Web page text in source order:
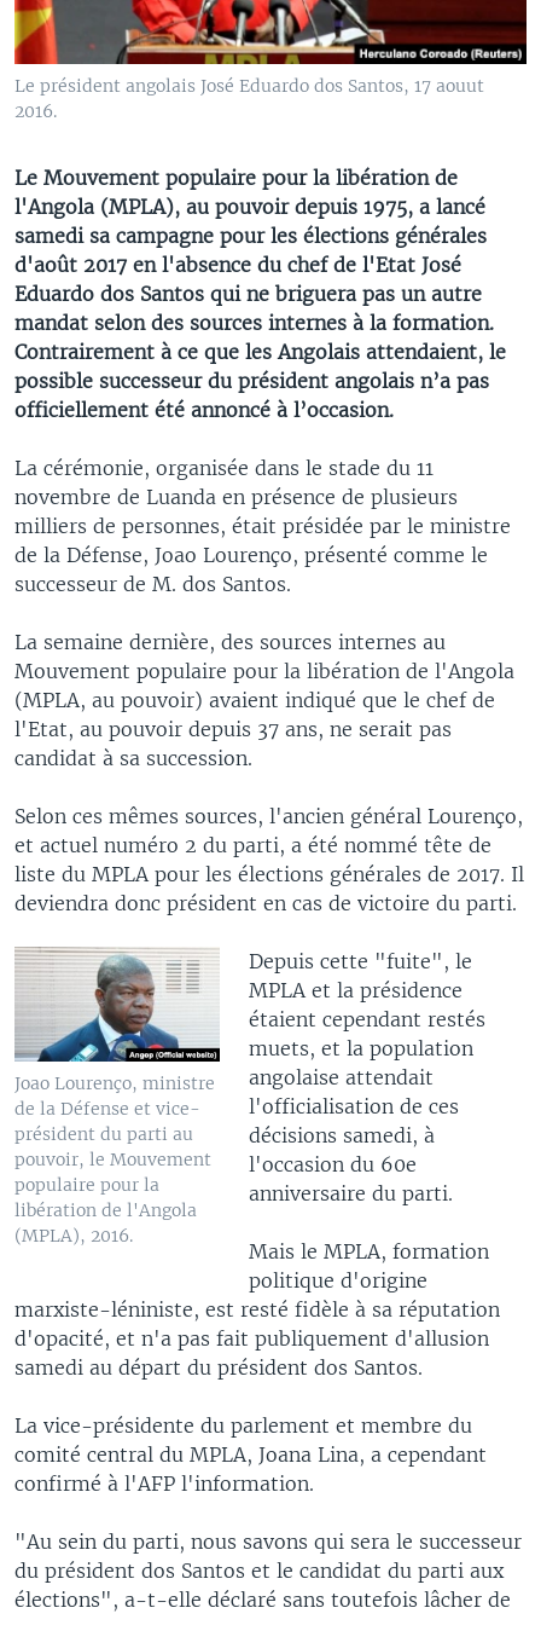
Le président angolais José Eduardo dos Santos, 17 aouut
2016.
Le Mouvement populaire pour la libération de
l'Angola (MPLA), au pouvoir depuis 1975, a lancé
samedi sa campagne pour les élections générales
d'août 2017 en l'absence du chef de l'Etat José
Eduardo dos Santos qui ne briguera pas un autre
mandat selon des sources internes à la formation.
Contrairement à ce que les Angolais attendaient, le
possible successeur du président angolais n’a pas
officiellement été annoncé à l’occasion.
La cérémonie, organisée dans le stade du 11
novembre de Luanda en présence de plusieurs
milliers de personnes, était présidée par le ministre
de la Défense, Joao Lourenço, présenté comme le
successeur de M. dos Santos.
La semaine dernière, des sources internes au
Mouvement populaire pour la libération de l'Angola
(MPLA, au pouvoir) avaient indiqué que le chef de
l'Etat, au pouvoir depuis 37 ans, ne serait pas
candidat à sa succession.
Selon ces mêmes sources, l'ancien général Lourenço,
et actuel numéro 2 du parti, a été nommé tête de
liste du MPLA pour les élections générales de 2017. Il
deviendra donc président en cas de victoire du parti.
Joao Lourenço, ministre
de la Défense et vice-
président du parti au
pouvoir, le Mouvement
populaire pour la
libération de l'Angola
(MPLA), 2016.
Depuis cette "fuite", le
MPLA et la présidence
étaient cependant restés
muets, et la population
angolaise attendait
l'officialisation de ces
décisions samedi, à
l'occasion du 60e
anniversaire du parti.
Mais le MPLA, formation
politique d'origine
marxiste-léniniste, est resté fidèle à sa réputation
d'opacité, et n'a pas fait publiquement d'allusion
samedi au départ du président dos Santos.
La vice-présidente du parlement et membre du
comité central du MPLA, Joana Lina, a cependant
confirmé à l'AFP l'information.
"Au sein du parti, nous savons qui sera le successeur
du président dos Santos et le candidat du parti aux
élections", a-t-elle déclaré sans toutefois lâcher de